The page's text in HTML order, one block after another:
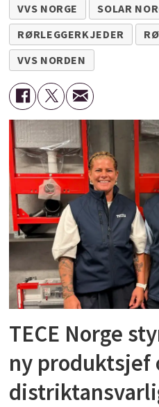
VVS NORGE SOLAR
RØRLEGGERKJEDER
VVS NORDEN
TECE Norge
ny produktsjef